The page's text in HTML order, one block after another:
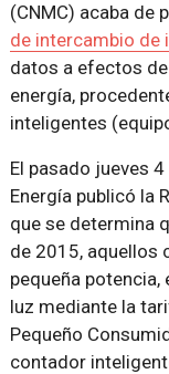
(CNMC) acaba de
de intercambio de
datos a efectos
energía,
inteligentes
El pasado jueves
Energía publicó la
que se determina
de 2015, aquellos
pequeña
luz mediante la
Pequeño
contador